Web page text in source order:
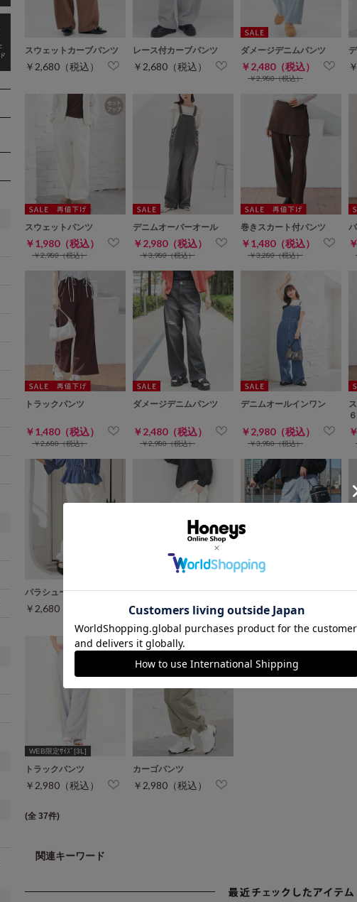
スウェットカーブパンツ
￥2,680（税込）
レース付カーブパンツ
￥2,680（税込）
ダメージデニムパンツ
￥2,480（税込）
￥2,980（税込）
スウェットパンツ
￥1,980（税込）
￥2,980（税込）
デニムオーバーオール
￥2,980（税込）
￥3,980（税込）
巻きスカート付パンツ
￥1,480（税込）
￥3,280（税込）
トラックパンツ
￥1,480（税込）
￥2,680（税込）
ダメージデニムパンツ
￥2,480（税込）
￥2,980（税込）
デニムオールインワン
￥2,980（税込）
￥3,980（税込）
パラシュートパンツ
￥2,680（税込）
トラックパンツ
￥2,680（税込）
パール付ワイドパンツ
￥2,980（税込）
￥3,480（税込）
WEB限定ｻｲｽﾞ[3L]
トラックパンツ
￥2,980（税込）
カーゴパンツ
￥2,980（税込）
(全 37件)
関連キーワード